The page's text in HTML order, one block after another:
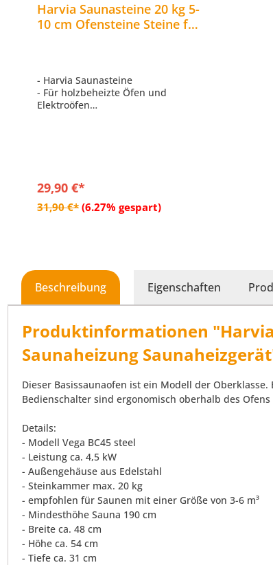
Harvia Saunasteine 20 kg 5-
10 cm Ofensteine Steine für
- Harvia Saunasteine
- Für holzbeheizte Öfen und
Elektroöfen
29,90 €*
31,90 €* (6.27% gespart)
In den Warenkorb
Beschreibung Eigenschaften
Produktinformationen "Harvia
Saunaheizung
Dieser Basissaunaofen ist ein Modell der
Bedienschalter sind ergonomisch oberhalb des
Details:
- Modell Vega BC45 steel
- Leistung ca. 4,5 kW
- Außengehäuse aus Edelstahl
- Steinkammer max. 20 kg
- empfohlen für Saunen mit einer Größe von 3-6 m³
- Mindesthöhe Sauna 190 cm
- Breite ca. 48 cm
- Höhe ca. 54 cm
- Tiefe ca. 31 cm